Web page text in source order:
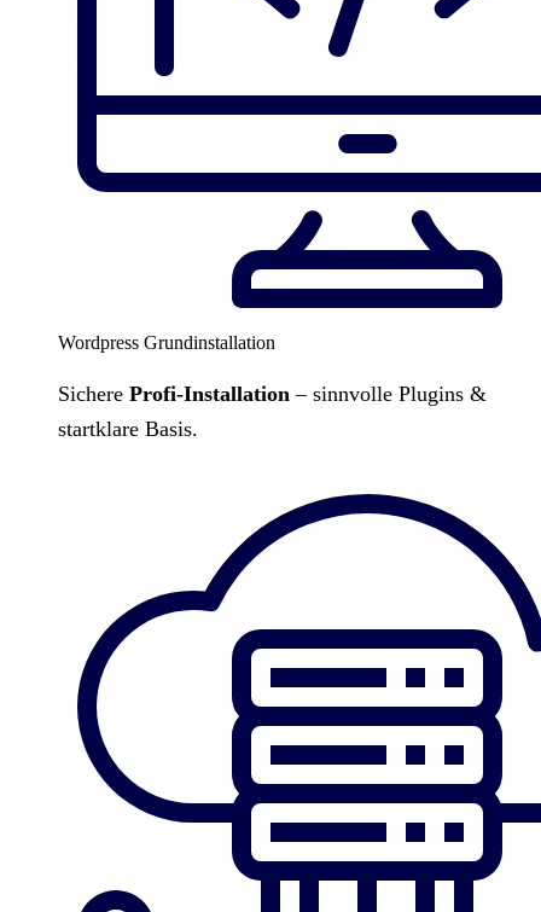
Wordpress Grundinstallation
Sichere Profi-Installation – sinnvolle Plugins &
startklare Basis.